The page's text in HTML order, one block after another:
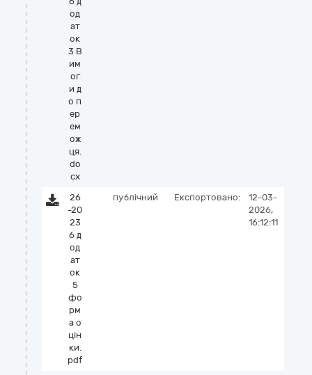
од
ат
ок
3 В
им
ог
и д
о п
ер
ем
ож
ця.
do
cx
26
-20
23
6 д
од
ат
ок
5
фо
рм
а о
цін
ки.
pdf
публічний Експортовано:
12-03-
2026,
16:12:11